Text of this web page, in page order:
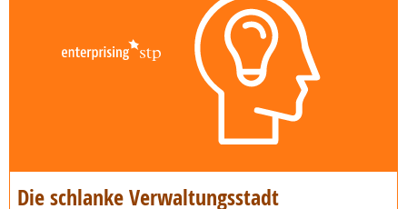
Die schlanke Verwaltungsstadt